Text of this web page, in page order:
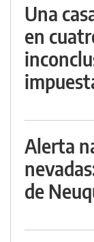
Una
en
Alerta
de